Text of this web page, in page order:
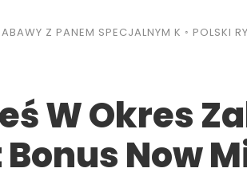
Z PANEM SPECJALNYM K ◦ POLSKI
W Okres
Now